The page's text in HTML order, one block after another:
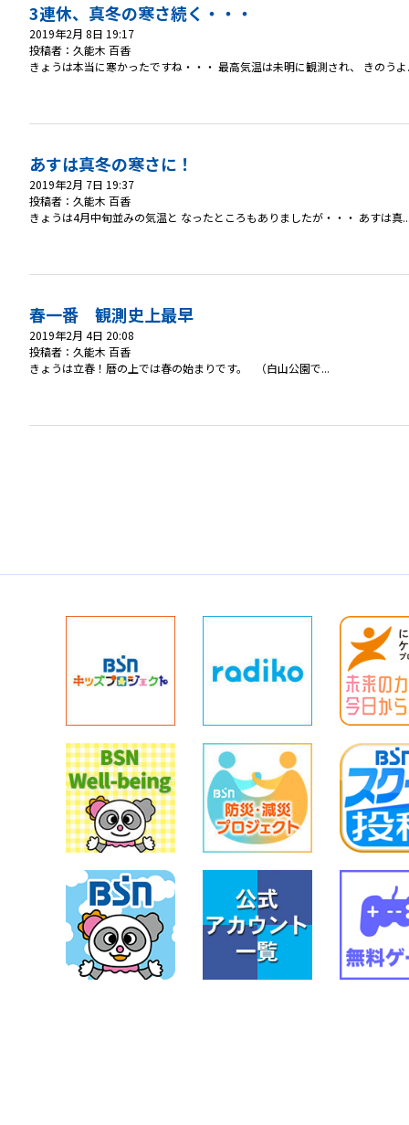
3連休、真冬の寒さ続く・・・
2019年2月 8日 19:17
投稿者：久能木 百香
きょうは本当に寒かったですね・・・ 最高気温は未明に観測され、 きのうよ
あすは真冬の寒さに！
2019年2月 7日 19:37
投稿者：久能木 百香
きょうは4月中旬並みの気温と なったところもありましたが・・・ あすは真
春一番 観測史上最早
2019年2月 4日 20:08
投稿者：久能木 百香
きょうは立春！暦の上では春の始まりです。 （白山公園で...